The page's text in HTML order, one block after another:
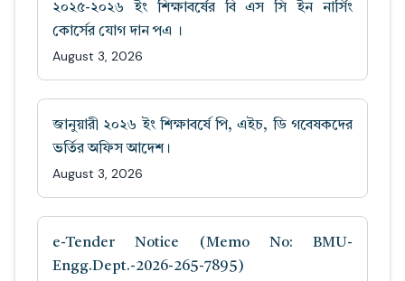
২০২৫-২০২৬ ইং শিক্ষাবর্ষের বি এস সি ইন নার্সিং
কোর্সের যোগ দান পএ ।
August 3, 2026
জানুয়ারী ২০২৬ ইং শিক্ষাবর্ষে পি, এইচ, ডি গবেষকদের
ভর্তির অফিস আদেশ।
August 3, 2026
e-Tender Notice (Memo No: BMU-
Engg.Dept.-2026-265-7895)